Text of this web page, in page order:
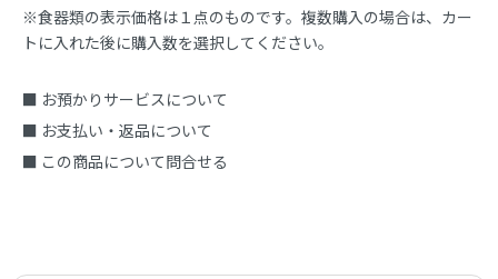
※食器類の表示価格は１点のものです。複数購入の場合は、カー
トに入れた後に購入数を選択してください。
■ お預かりサービスについて
■ お支払い・返品について
■ この商品について問合せる